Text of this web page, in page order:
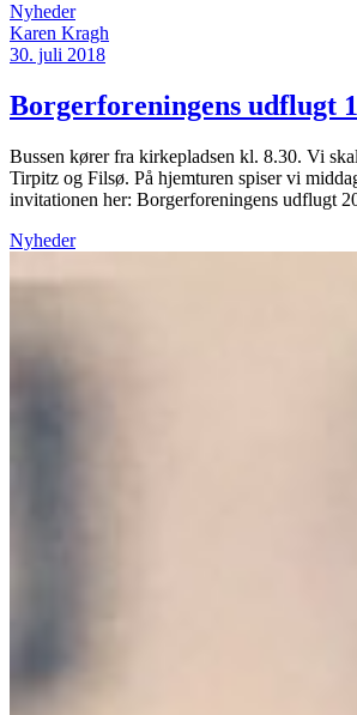
Nyheder
Karen Kragh
30. juli 2018
Borgerforeningens udflugt
Bussen kører fra kirkepladsen kl. 8.30. Vi
Tirpitz og Filsø. På hjemturen spiser vi
invitationen her: Borgerforeningens udflugt
Nyheder